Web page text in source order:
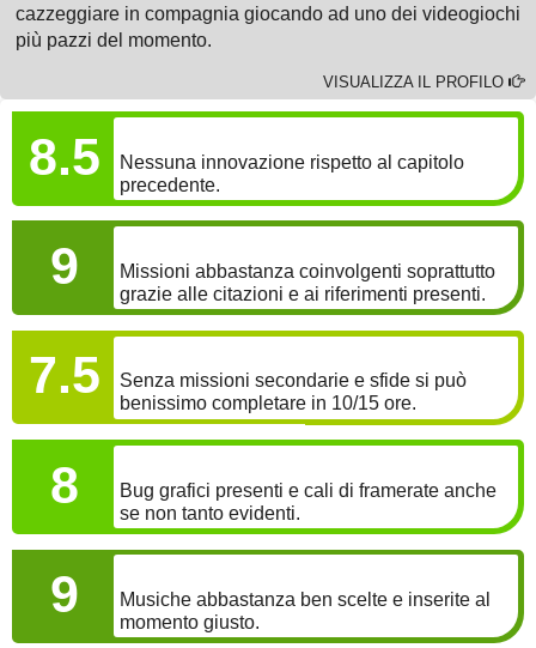
cazzeggiare in compagnia giocando ad uno dei videogiochi
più pazzi del momento.
VISUALIZZA IL PROFILO
8.5
Nessuna innovazione rispetto al capitolo
precedente.
9
Missioni abbastanza coinvolgenti soprattutto
grazie alle citazioni e ai riferimenti presenti.
7.5
Senza missioni secondarie e sfide si può
benissimo completare in 10/15 ore.
8
Bug grafici presenti e cali di framerate anche
se non tanto evidenti.
9
Musiche abbastanza ben scelte e inserite al
momento giusto.